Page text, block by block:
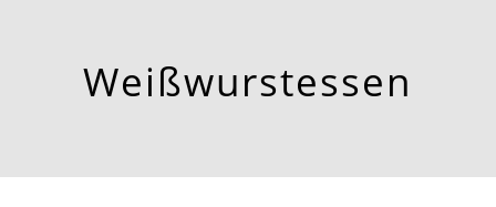
Weiß­wurst­es­sen